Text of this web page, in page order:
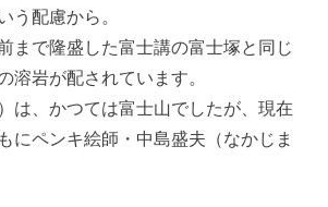
う配慮から。
まで隆盛した富士講の富士塚と同じ
溶岩が配されています。
は、かつては富士山でしたが、現在
にペンキ絵師・中島盛夫（なかじま